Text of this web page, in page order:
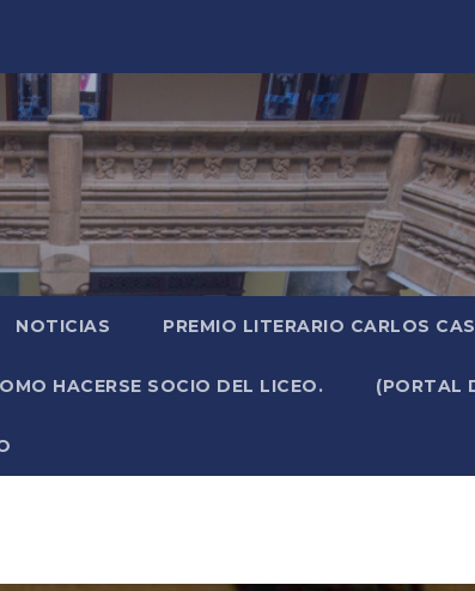
NOTICIAS PREMIO LITERARIO CARLOS
HACERSE SOCIO DEL LICEO. (PORTAL